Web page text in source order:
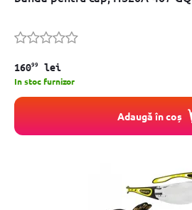
16099 lei
In stoc furnizor
Adaugă în coș